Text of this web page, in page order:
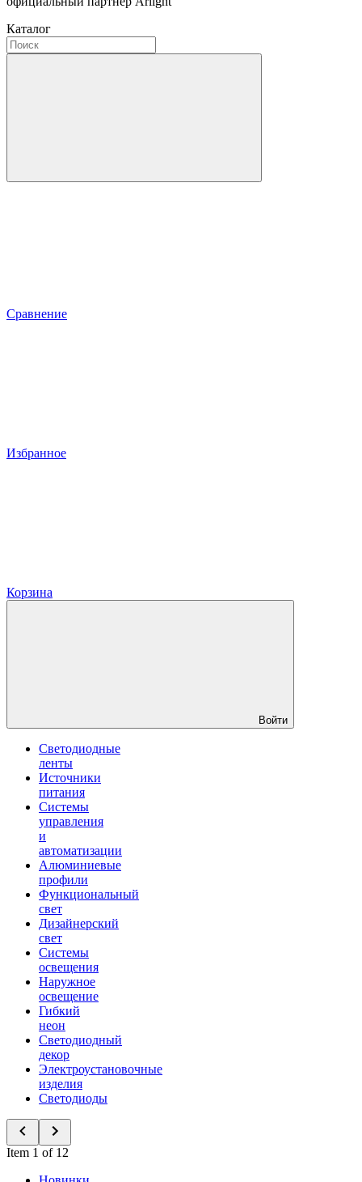
Каталог
Сравнение
Избранное
Корзина
Войти
Светодиодные
ленты
Источники
питания
Системы
управления
и
автоматизации
Алюминиевые
профили
Функциональный
свет
Дизайнерский
свет
Системы
освещения
Наружное
освещение
Гибкий
неон
Светодиодный
декор
Электроустановочные
изделия
Светодиоды
Item 1 of 12